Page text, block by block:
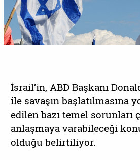
İsrail’in, ABD Başkanı
ile savaşın başlatılmasına
edilen bazı temel sorunları
anlaşmaya varabileceği
olduğu belirtiliyor.